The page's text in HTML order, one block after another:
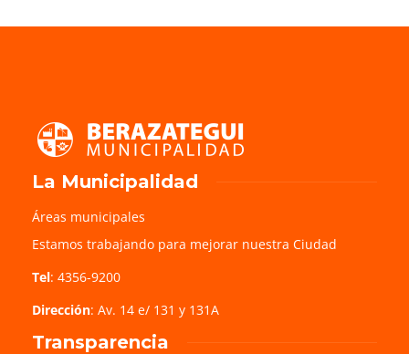
La Municipalidad
Áreas municipales
Estamos trabajando para mejorar nuestra Ciudad
Tel: 4356-9200
Dirección: Av. 14 e/ 131 y 131A
Transparencia